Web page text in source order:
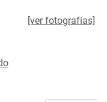
[ver fotografías]